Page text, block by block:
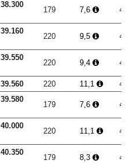
38.300
179 7,6
39.160
220 9,5
39.550
220 9,4
39.560 220 11,1
39.580
179 7,6
40.000
220 11,1
40.350
179 8,3